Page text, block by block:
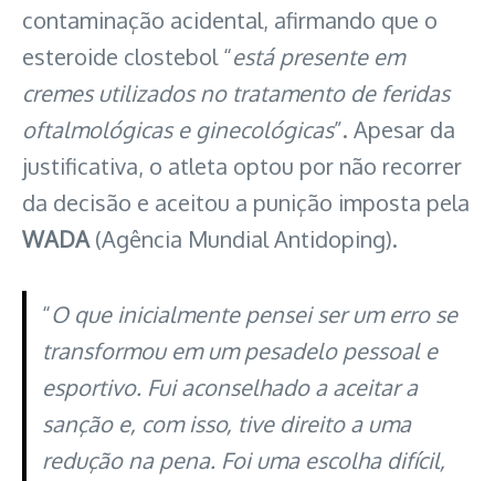
contaminação acidental, afirmando que o
esteroide clostebol “está presente em
cremes utilizados no tratamento de feridas
oftalmológicas e ginecológicas”. Apesar da
justificativa, o atleta optou por não recorrer
da decisão e aceitou a punição imposta pela
WADA (Agência Mundial Antidoping).
“O que inicialmente pensei ser um erro se
transformou em um pesadelo pessoal e
esportivo. Fui aconselhado a aceitar a
sanção e, com isso, tive direito a uma
redução na pena. Foi uma escolha difícil,